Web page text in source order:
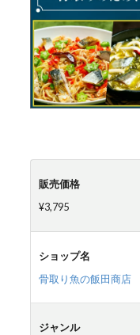
販売価格
¥3,795
ショップ名
骨取り魚の飯田商店
ジャンル